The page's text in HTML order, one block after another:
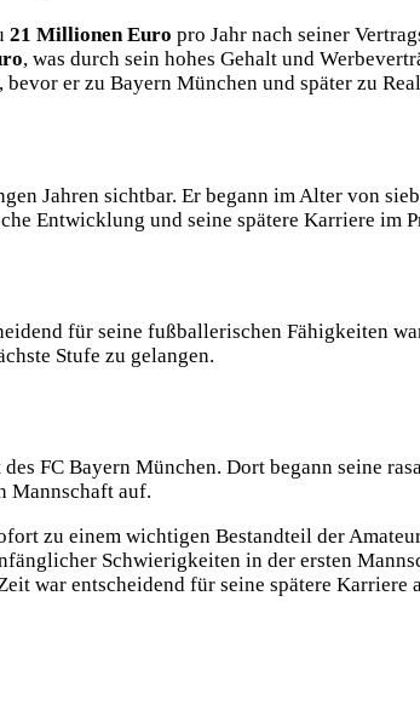
21 Millionen Euro pro Jahr nach seiner
, was durch sein hohes Gehalt und
, bevor er zu Bayern München und später zu
Jahren sichtbar. Er begann im Alter von
Entwicklung und seine spätere Karriere im
für seine fußballerischen Fähigkeiten
Stufe zu gelangen.
FC Bayern München. Dort begann seine
Mannschaft auf.
zu einem wichtigen Bestandteil der
Schwierigkeiten in der ersten
war entscheidend für seine spätere